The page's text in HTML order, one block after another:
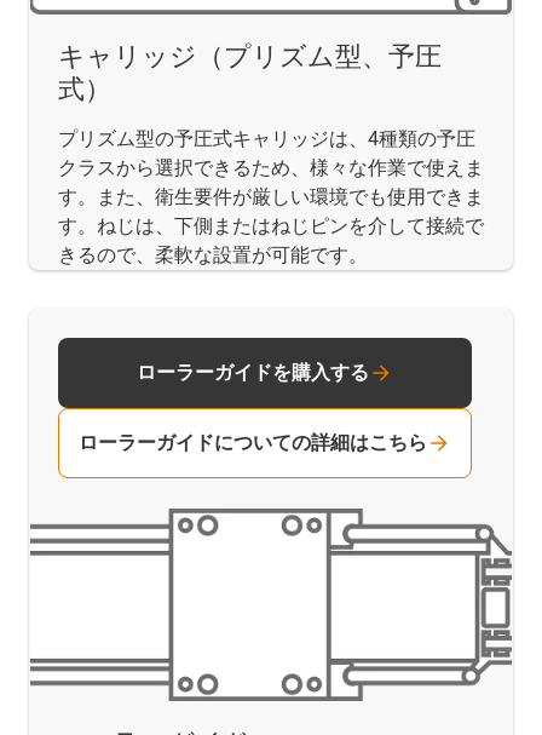
キャリッジ（プリズム型、予圧
式）
プリズム型の予圧式キャリッジは、4種類の予圧
クラスから選択できるため、様々な作業で使えま
す。また、衛生要件が厳しい環境でも使用できま
す。ねじは、下側またはねじピンを介して接続で
きるので、柔軟な設置が可能です。
ローラーガイドを購入する
ローラーガイドについての詳細はこちら